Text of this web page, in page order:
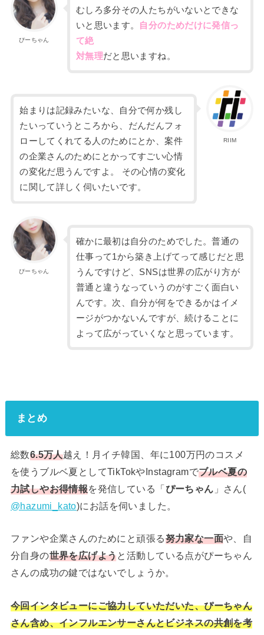
ぴーちゃん
むしろ多分その人たちがいないとできな
いと思います。 自分のためだけに発信っ
て絶
対無理だと思いますね。
RIIM
始まりは記録みたいな、自分で何か残し
たいっていうところから、だんだんフォ
ローしてくれてる人のためにとか、案件
の企業さんのためにとかってすごい心情
の変化だ思うんですよ。
その心情の変化
に関して詳しく伺いたいです。
ぴーちゃん
確かに最初は自分のためでした。普通の
仕事って1から築き上げてって感じだと思
うんですけど、SNSは世界の広がり方が
普通と違うなっていうのがすごく面白い
んです。次、自分が何をできるかはイメ
ージがつかないんですが、続けることに
よって広がっていくなと思っています。
まとめ
総数6.5万人越え！月イチ韓国、年に100万円のコスメ
を使うブルベ夏としてTikTokやInstagramでブルベ夏の
力試しやお得情報を発信している「ぴーちゃん 」さん(
@hazumi_kato)にお話を伺いました。
ファンや企業さんのためにと頑張る努力家な一面や、自
分自身の世界を広げようと活動している点がぴーちゃん
さんの成功の鍵ではないでしょうか。
今回インタビューにご協力していただいた、ぴーちゃん
さん含め、インフルエンサーさんとビジネスの共創を考